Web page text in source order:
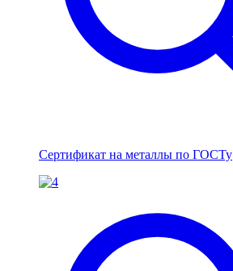
Сертификат на металлы по ГОСТу